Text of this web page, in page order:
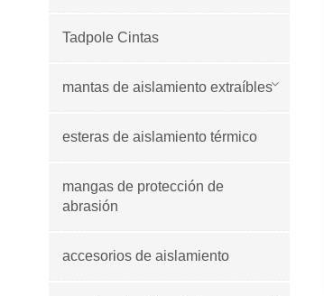
Tadpole Cintas
mantas de aislamiento extraíbles
esteras de aislamiento térmico
mangas de protección de
abrasión
accesorios de aislamiento